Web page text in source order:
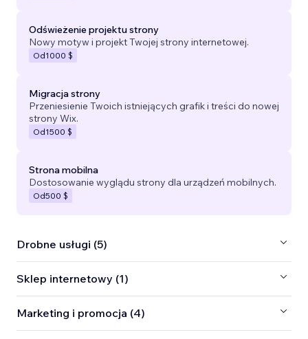
Odświeżenie projektu strony
Nowy motyw i projekt Twojej strony internetowej.
Od1000 $
Migracja strony
Przeniesienie Twoich istniejących grafik i treści do nowej
strony Wix.
Od1500 $
Strona mobilna
Dostosowanie wyglądu strony dla urządzeń mobilnych.
Od500 $
Drobne usługi (5)
Sklep internetowy (1)
Marketing i promocja (4)